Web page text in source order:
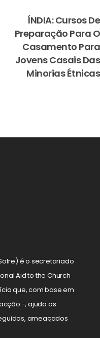
ÍNDIA: Cursos De
Preparação Para O
Casamento Para
Jovens Casais Das
Minorias Étnicas
é o secretariado
Aid to the Church
que, com base em
-, ajuda os
ameaçados